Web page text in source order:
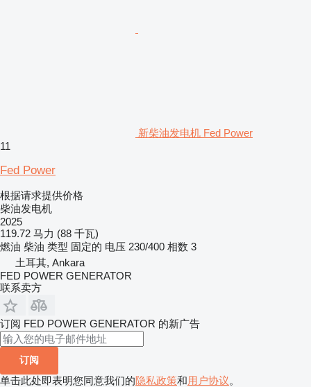
新柴油发电机 Fed Power
11
Fed Power
根据请求提供价格
柴油发电机
2025
119.72 马力 (88 千瓦)
燃油 柴油 类型 固定的 电压 230/400 相数 3
土耳其, Ankara
FED POWER GENERATOR
联系卖方
订阅 FED POWER GENERATOR 的新广告
订阅
单击此处即表明您同意我们的隐私政策和用户协议。